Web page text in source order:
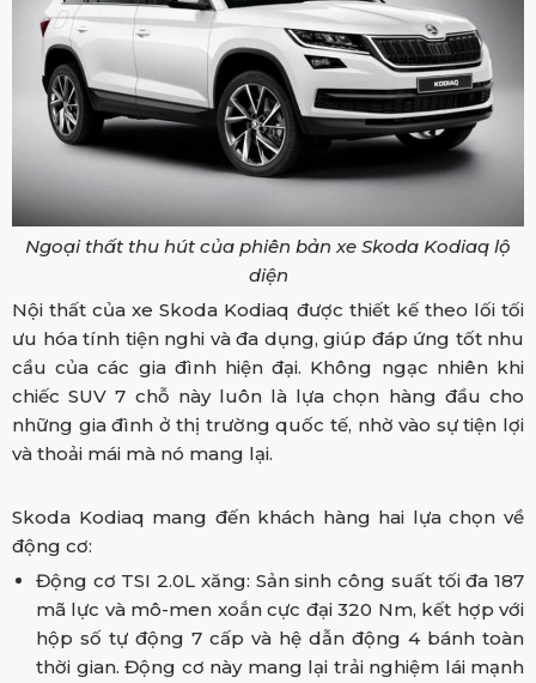
Ngoại thất thu hút của phiên bản xe Skoda Kodiaq lộ
diện
Nội thất của xe Skoda Kodiaq được thiết kế theo lối tối
ưu hóa tính tiện nghi và đa dụng, giúp đáp ứng tốt nhu
cầu của các gia đình hiện đại. Không ngạc nhiên khi
chiếc SUV 7 chỗ này luôn là lựa chọn hàng đầu cho
những gia đình ở thị trường quốc tế, nhờ vào sự tiện lợi
và thoải mái mà nó mang lại.
Skoda Kodiaq mang đến khách hàng hai lựa chọn về
động cơ:
Động cơ TSI 2.0L xăng: Sản sinh công suất tối đa 187
mã lực và mô-men xoắn cực đại 320 Nm, kết hợp với
hộp số tự động 7 cấp và hệ dẫn động 4 bánh toàn
thời gian. Động cơ này mang lại trải nghiệm lái mạnh